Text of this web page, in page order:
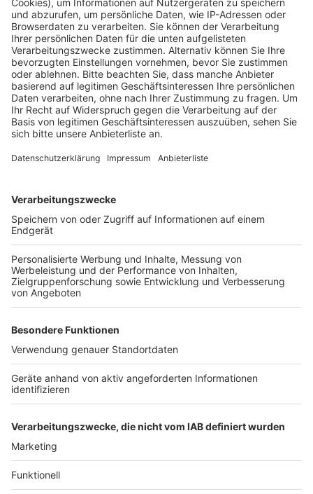
Einschränkungen bei den Stadtbahnen
Anzeige
Im öffentlichen Nahverkehr kommt es ebenfalls zu
Änderungen. Die Stadtbahnlinie 9 wird an
Weiberfastnacht teilweise umgeleitet, und die Linien
12 und 15 fahren den üblichen Linienweg, jedoch ohne
Barbarossaplatz getrennt.
Anzeige
Weitere Themen von Rhein und Erft:
Mülheimer Brücke: Bauverzögerungen betreffen
Straßenbahnen
Azubis leiten Friseursalon in Brühl
Bergheim: Bürgermeister will Lachgas-Verkauf
einschränken
Anzeige